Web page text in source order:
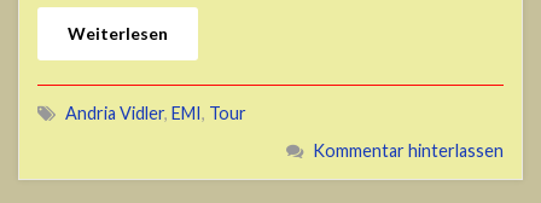
Weiterlesen
Andria Vidler, EMI, Tour
Kommentar hinterlassen